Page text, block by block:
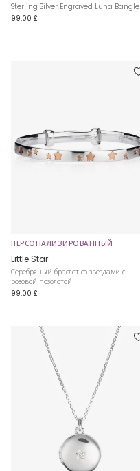
Sterling Silver Engraved Luna Bangle
99,00 £
ПЕРСОНАЛИЗИРОВАННЫЙ
Little Star
Серебряный браслет со звездами с
розовой позолотой
99,00 £